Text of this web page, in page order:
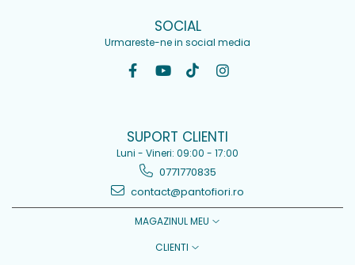
SOCIAL
Urmareste-ne in social media
SUPORT CLIENTI
Luni - Vineri: 09:00 - 17:00
0771770835
contact@pantofiori.ro
MAGAZINUL MEU
CLIENTI